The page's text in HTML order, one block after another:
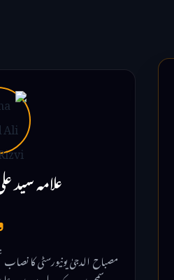
علامہ
مصباح الدجیٰ یونیورسٹی کا نصاب